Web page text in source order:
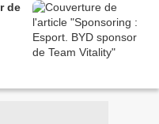
de